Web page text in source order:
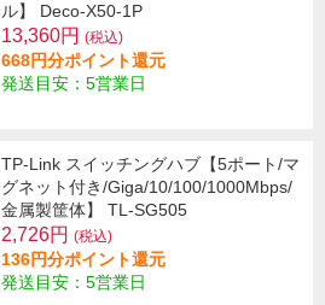
ル】 Deco-X50-1P
13,360円 (税込)
668円分ポイント還元
発送目安：5営業日
TP-Link スイッチングハブ【5ポート/マ
グネット付き/Giga/10/100/1000Mbps/
金属製筐体】 TL-SG505
2,726円 (税込)
136円分ポイント還元
発送目安：5営業日